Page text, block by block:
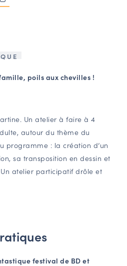
de la Région Grand Est
poils aux chevilles !
Un atelier à faire à 4
autour du thème du
programme : la création d’un
sa transposition en dessin et
atelier participatif drôle et
festival de BD et